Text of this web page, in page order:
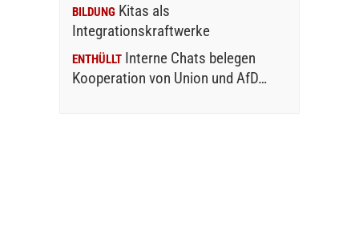
BILDUNG Kitas als
Integrationskraftwerke
ENTHÜLLT Interne Chats belegen
Kooperation von Union und AfD…